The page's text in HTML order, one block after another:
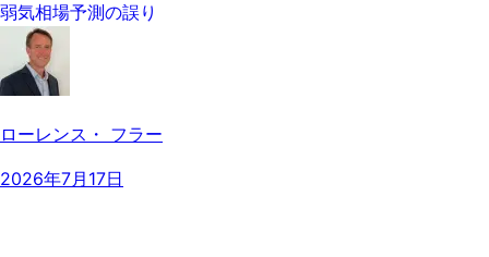
弱気相場予測の誤り
ローレンス・ フラー
2026年7月17日